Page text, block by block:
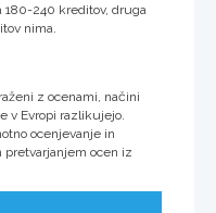
180-240 kreditov, druga
nima.
z ocenami, načini
v Evropi razlikujejo.
ocenjevanje in
pretvarjanjem ocen iz